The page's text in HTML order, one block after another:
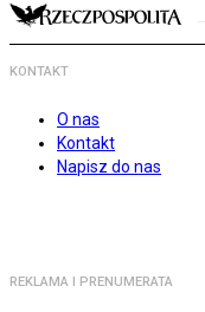
KONTAKT
O nas
Kontakt
Napisz do nas
REKLAMA I PRENUMERATA